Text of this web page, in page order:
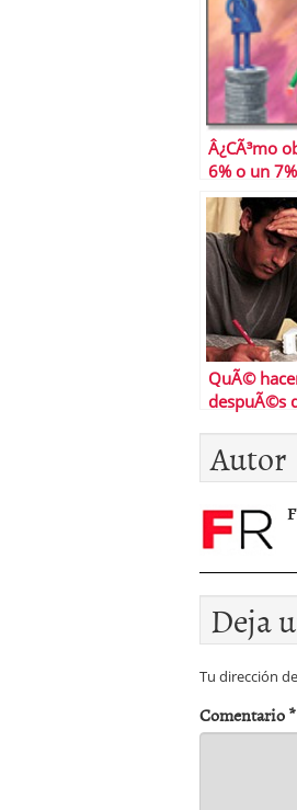
Â¿CÃ³mo
6% o un
riesgo?
QuÃ©
despuÃ©s
Autor
Deja
Tu dirección
Comentario*